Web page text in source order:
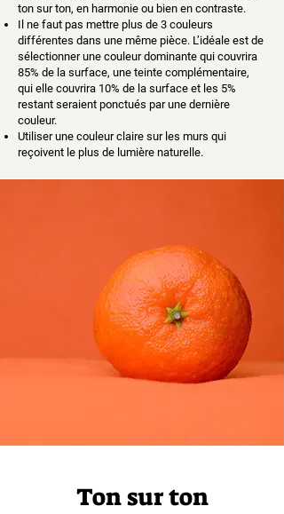
ton sur ton, en harmonie ou bien en contraste.
Il ne faut pas mettre plus de 3 couleurs
différentes dans une même pièce. L’idéale est de
sélectionner une couleur dominante qui couvrira
85% de la surface, une teinte complémentaire,
qui elle couvrira 10% de la surface et les 5%
restant seraient ponctués par une dernière
couleur.
Utiliser une couleur claire sur les murs qui
reçoivent le plus de lumière naturelle.
Ton sur ton